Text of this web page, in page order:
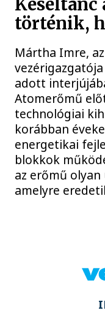
Késéltánc
történik,
Mártha Imre,
adott
Atomerőmű
technológiai
korábban
energetikai
blokkok
az erőmű
amelyre